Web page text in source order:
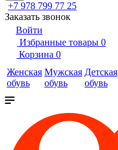
+7 978 799 77 25
Заказать звонок
Войти
Избранные товары 0
Корзина 0
Женская
обувь
Мужская
обувь
Детская
обувь